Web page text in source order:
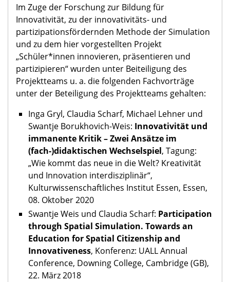
Im Zuge der Forschung zur Bildung für
Innovativität, zu der innovativitäts- und
partizipationsfördernden Methode der Simulation
und zu dem hier vorgestellten Projekt
„Schüler*innen innovieren, präsentieren und
partizipieren“ wurden unter Beiteiligung des
Projektteams u. a. die folgenden Fachvorträge
unter der Beteiligung des Projektteams gehalten:
Inga Gryl, Claudia Scharf, Michael Lehner und
Swantje Borukhovich-Weis: Innovativität und
immanente Kritik – Zwei Ansätze im
(fach-)didaktischen Wechselspiel, Tagung:
„Wie kommt das neue in die Welt? Kreativität
und Innovation interdisziplinär“,
Kulturwissenschaftliches Institut Essen, Essen,
08. Oktober 2020
Swantje Weis und Claudia Scharf: Participation
through Spatial Simulation. Towards an
Education for Spatial Citizenship and
Innovativeness, Konferenz: UALL Annual
Conference, Downing College, Cambridge (GB),
22. März 2018